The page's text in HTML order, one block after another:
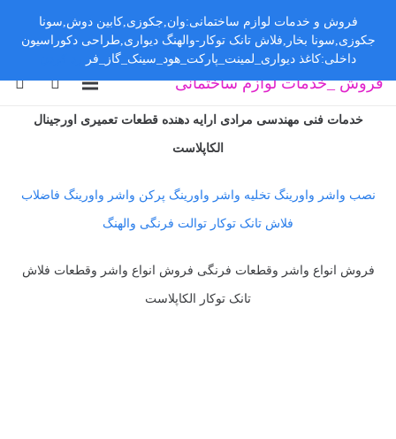
فروش _خدمات لوازم ساختمانی
خدمات فنی مهندسی مرادی ارایه دهنده قطعات تعمیری اورجینال
الکاپلاست
نصب واشر واورینگ تخلیه واشر واورینگ پرکن واشر واورینگ فاضلاب
فلاش تانک توکار توالت فرنگی والهنگ
فروش انواع واشر وقطعات فرنگی فروش انواع واشر وقطعات فلاش
تانک توکار الکاپلاست
فروش و خدمات لوازم ساختمانی:وان,جکوزی,کابین دوش,سونا
جکوزی,سونا بخار,فلاش تانک توکار-والهنگ دیواری,طراحی دکوراسیون
داخلی:کاغذ دیواری_لمینت_پارکت_هود_سینک_گاز_فر